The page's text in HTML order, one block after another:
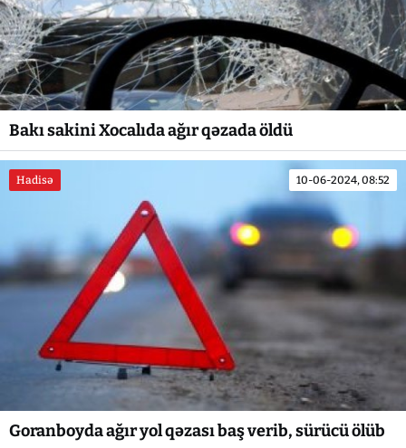
Bakı sakini Xocalıda ağır qəzada öldü
Hadisə 10-06-2024, 08:52
Goranboyda ağır yol qəzası baş verib, sürücü ölüb